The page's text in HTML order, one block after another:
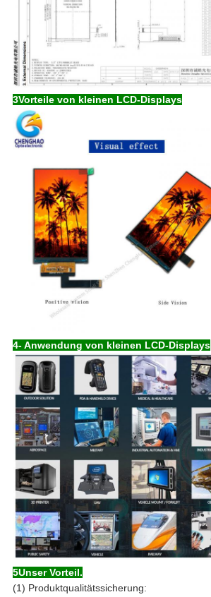
3Vorteile von kleinen LCD-Displays
4- Anwendung von kleinen LCD-Displays
5Unser Vorteil.
(1) Produktqualitätssicherung: